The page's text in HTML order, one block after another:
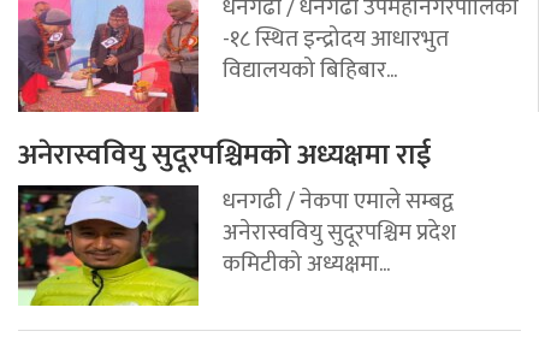
-१८ स्थित इन्द्रोदय आधारभुत
विद्यालयको बिहिबार...
अनेरास्ववियु सुदूरपश्चिमको अध्यक्षमा राई
धनगढी / नेकपा एमाले सम्बद्व
अनेरास्ववियु सुदूरपश्चिम प्रदेश
कमिटीको अध्यक्षमा...